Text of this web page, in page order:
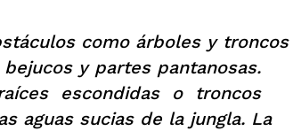
como árboles y troncos
y partes pantanosas.
escondidas o troncos
aguas sucias de la jungla. La